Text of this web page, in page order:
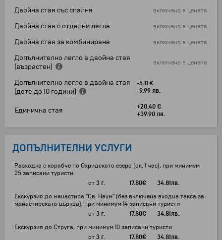
Двойна стая със спалня включено в цената
Двойна стая с отделни легла включено в цената
Двойна стая за комбиниране включено в цената
Допълнително легло в двойна стая
(възрастен)
включено в цената
Допълнително легло в двойна стая
(дете до 10 години)
-5.11 €
-9.99 лв.
Единична стая
+20.40 €
+39.90 лв.
ДОПЪЛНИТЕЛНИ УСЛУГИ
Разходка с корабче по Охридското езеро (ок. 1 час), при минимум
25 записани туристи
от 3 г. 17.80€ 34.81лв.
Екскурзия до манастира "Св. Наум" (без включена входна такса за
манастирската църква), при минимум 14 записани туристи
от 3 г. 17.80€ 34.81лв.
Екскурзия до Струга, при минимум 10 записани туристи
от 3 г. 17.80€ 34.81лв.